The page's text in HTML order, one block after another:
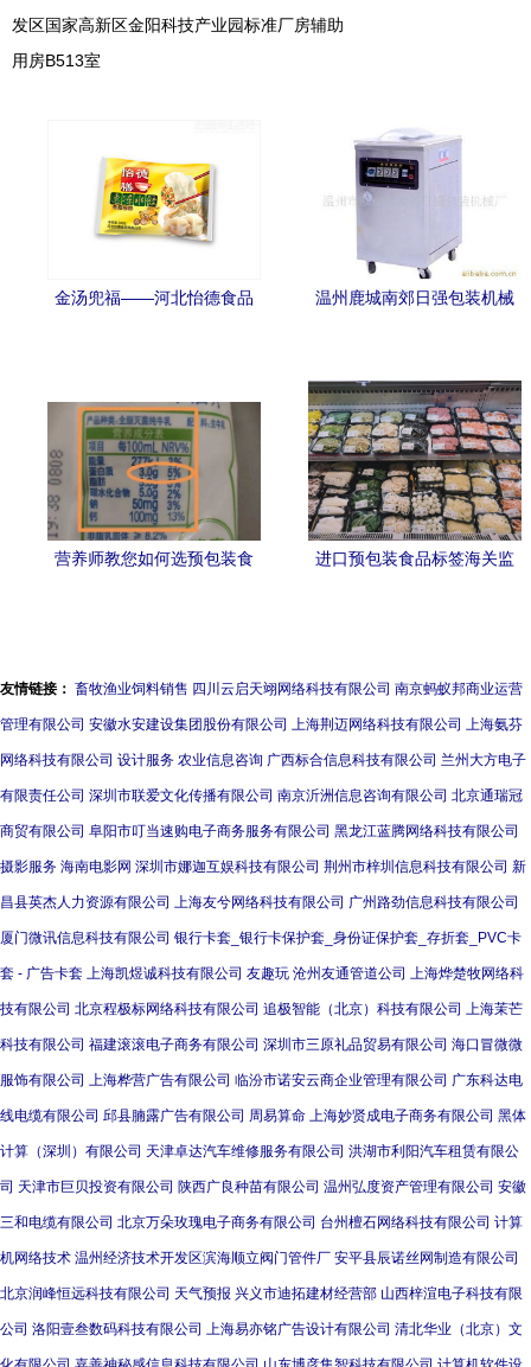
发区国家高新区金阳科技产业园标准厂房辅助
用房B513室
金汤兜福——河北怡德食品
温州鹿城南郊日强包装机械
营养师教您如何选预包装食
进口预包装食品标签海关监
友情链接： 畜牧渔业饲料销售 四川云启天翊网络科技有限公司 南京蚂蚁邦商业运营
管理有限公司 安徽水安建设集团股份有限公司 上海荆迈网络科技有限公司 上海氨芬
网络科技有限公司 设计服务 农业信息咨询 广西标合信息科技有限公司 兰州大方电子
有限责任公司 深圳市联爱文化传播有限公司 南京沂洲信息咨询有限公司 北京通瑞冠
商贸有限公司 阜阳市叮当速购电子商务服务有限公司 黑龙江蓝腾网络科技有限公司
摄影服务 海南电影网 深圳市娜迦互娱科技有限公司 荆州市梓圳信息科技有限公司 新
昌县英杰人力资源有限公司 上海友兮网络科技有限公司 广州路劲信息科技有限公司
厦门微讯信息科技有限公司 银行卡套_银行卡保护套_身份证保护套_存折套_PVC卡
套 - 广告卡套 上海凯煜诚科技有限公司 友趣玩 沧州友通管道公司 上海烨楚牧网络科
技有限公司 北京程极标网络科技有限公司 追极智能（北京）科技有限公司 上海茉芒
科技有限公司 福建滚滚电子商务有限公司 深圳市三原礼品贸易有限公司 海口冒微微
服饰有限公司 上海桦营广告有限公司 临汾市诺安云商企业管理有限公司 广东科达电
线电缆有限公司 邱县腩露广告有限公司 周易算命 上海妙贤成电子商务有限公司 黑体
计算（深圳）有限公司 天津卓达汽车维修服务有限公司 洪湖市利阳汽车租赁有限公
司 天津市巨贝投资有限公司 陕西广良种苗有限公司 温州弘度资产管理有限公司 安徽
三和电缆有限公司 北京万朵玫瑰电子商务有限公司 台州檀石网络科技有限公司 计算
机网络技术 温州经济技术开发区滨海顺立阀门管件厂 安平县辰诺丝网制造有限公司
北京润峰恒远科技有限公司 天气预报 兴义市迪拓建材经营部 山西梓渲电子科技有限
公司 洛阳壹叁数码科技有限公司 上海易亦铭广告设计有限公司 清北华业（北京）文